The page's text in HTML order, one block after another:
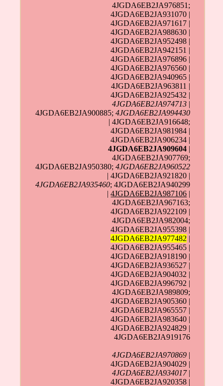
4JGDA6EB2JA976851;
4JGDA6EB2JA931070 |
4JGDA6EB2JA971617 |
4JGDA6EB2JA988630 |
4JGDA6EB2JA952498 |
4JGDA6EB2JA942151 |
4JGDA6EB2JA976896 |
4JGDA6EB2JA976560 |
4JGDA6EB2JA940965 |
4JGDA6EB2JA963811 |
4JGDA6EB2JA925432 |
4JGDA6EB2JA974713 |
4JGDA6EB2JA900885;4JGDA6EB2JA994430
| 4JGDA6EB2JA916648;
4JGDA6EB2JA981984 |
4JGDA6EB2JA906234 |
4JGDA6EB2JA909604 |
4JGDA6EB2JA907769;
4JGDA6EB2JA950380;4JGDA6EB2JA960522
| 4JGDA6EB2JA921820 |
4JGDA6EB2JA935460; 4JGDA6EB2JA940299
|4JGDA6EB2JA987106 |
4JGDA6EB2JA967163;
4JGDA6EB2JA922109 |
4JGDA6EB2JA982004;
4JGDA6EB2JA955398 |
4JGDA6EB2JA977482 |
4JGDA6EB2JA955465 |
4JGDA6EB2JA918190 |
4JGDA6EB2JA936527 |
4JGDA6EB2JA904032 |
4JGDA6EB2JA996792 |
4JGDA6EB2JA989809;
4JGDA6EB2JA905360 |
4JGDA6EB2JA965557 |
4JGDA6EB2JA983640 |
4JGDA6EB2JA924829 |
4JGDA6EB2JA919176
4JGDA6EB2JA970869 |
4JGDA6EB2JA904029 |
4JGDA6EB2JA934017|
4JGDA6EB2JA920358 |